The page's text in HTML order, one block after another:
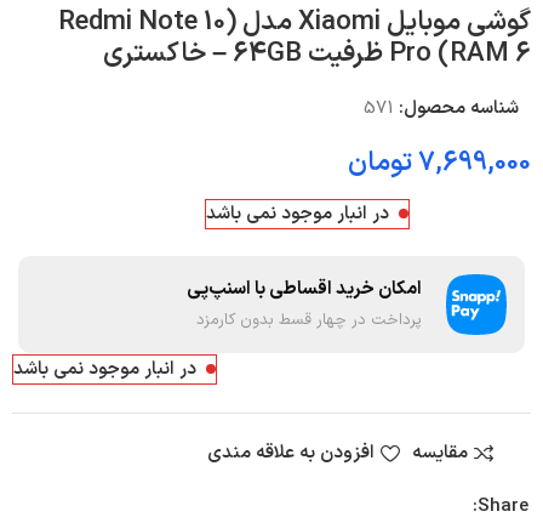
گوشی موبایل Xiaomi مدل (Redmi Note 10
Pro (RAM 6 ظرفیت 64GB – خاکستری
شناسه محصول: 571
7,699,000تومان
در انبار موجود نمی باشد
امکان خرید اقساطی با اسنپ‌پی
پرداخت در چهار قسط بدون کارمزد
در انبار موجود نمی باشد
مقایسه
افزودن به علاقه مندی
Share: